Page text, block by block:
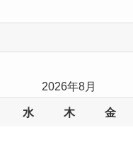
2026年8月
水 木 金